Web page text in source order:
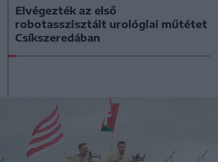
Elvégezték az első
robotasszisztált urológiai műtétet
Csíkszeredában